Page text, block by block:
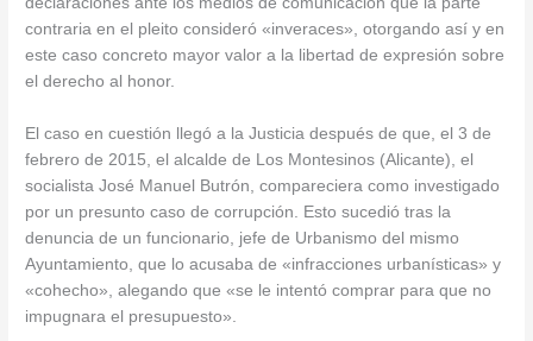
contraria en el pleito consideró «inveraces», otorgando así y en
este caso concreto mayor valor a la libertad de expresión sobre
el derecho al honor.
El caso en cuestión llegó a la Justicia después de que, el 3 de
febrero de 2015, el alcalde de Los Montesinos (Alicante), el
socialista José Manuel Butrón, compareciera como investigado
por un presunto caso de corrupción. Esto sucedió tras la
denuncia de un funcionario, jefe de Urbanismo del mismo
Ayuntamiento, que lo acusaba de «infracciones urbanísticas» y
«cohecho», alegando que «se le intentó comprar para que no
impugnara el presupuesto».